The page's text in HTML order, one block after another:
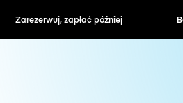
później Bezpłatne anulowanie